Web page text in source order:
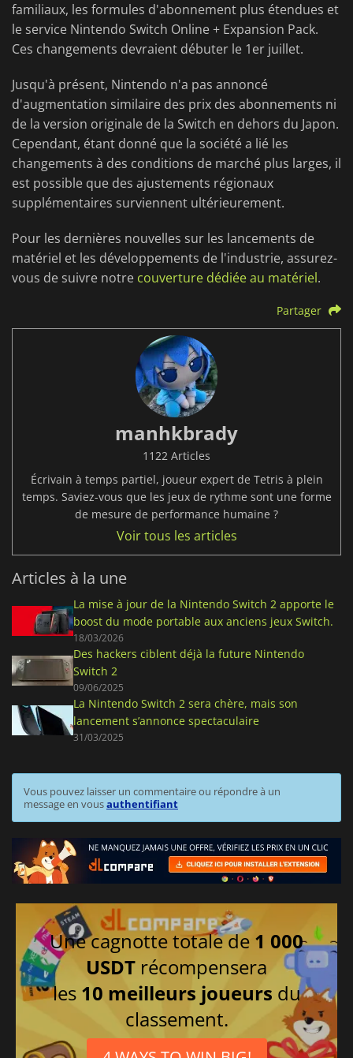
familiaux, les formules d'abonnement plus étendues et
le service Nintendo Switch Online + Expansion Pack.
Ces changements devraient débuter le 1er juillet.
Jusqu'à présent, Nintendo n'a pas annoncé
d'augmentation similaire des prix des abonnements ni
de la version originale de la Switch en dehors du Japon.
Cependant, étant donné que la société a lié les
changements à des conditions de marché plus larges, il
est possible que des ajustements régionaux
supplémentaires surviennent ultérieurement.
Pour les dernières nouvelles sur les lancements de
matériel et les développements de l'industrie, assurez-
vous de suivre notre couverture dédiée au matériel.
Partager
manhkbrady
1122 Articles
Écrivain à temps partiel, joueur expert de Tetris à plein
temps. Saviez-vous que les jeux de rythme sont une forme
de mesure de performance humaine ?
Voir tous les articles
Articles à la une
La mise à jour de la Nintendo Switch 2 apporte le
boost du mode portable aux anciens jeux Switch.
18/03/2026
Des hackers ciblent déjà la future Nintendo
Switch 2
09/06/2025
La Nintendo Switch 2 sera chère, mais son
lancement s’annonce spectaculaire
31/03/2025
Vous pouvez laisser un commentaire ou répondre à un
message en vousauthentifiant
Une cagnotte totale de 1 000
USDT récompensera
les 10 meilleurs joueurs du
classement.